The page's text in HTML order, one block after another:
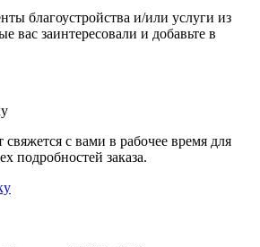
благоустройства и/или услуги из
вас заинтересовали и добавьте в
с вами в рабочее время для
подробностей заказа.